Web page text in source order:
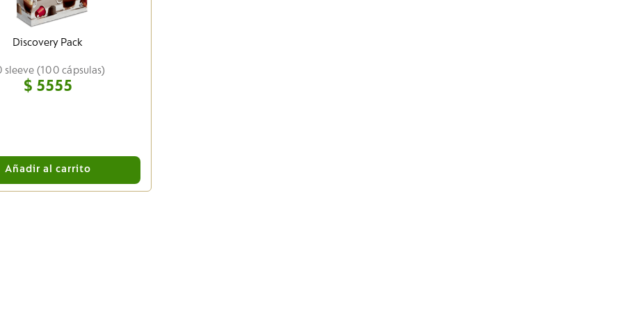
Discovery Pack
sleeve (100 cápsulas)
$ 5555
Añadir al carrito